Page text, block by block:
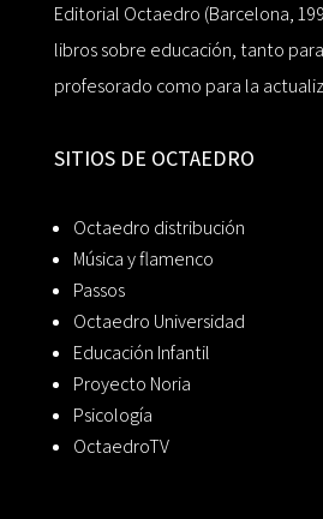
Editorial Octaedro (Barcelona,
libros sobre educación, tanto
profesorado como para la
SITIOS DE OCTAEDRO
Octaedro distribución
Música y flamenco
Passos
Octaedro Universidad
Educación Infantil
Proyecto Noria
Psicología
OctaedroTV